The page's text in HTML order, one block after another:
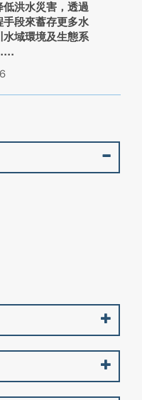
洪水災害，透過
段來蓄存更多水
域環境及生態系